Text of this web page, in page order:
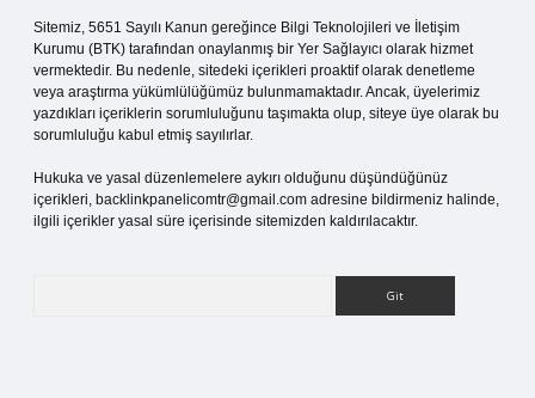
Sitemiz, 5651 Sayılı Kanun gereğince Bilgi Teknolojileri ve İletişim
Kurumu (BTK) tarafından onaylanmış bir Yer Sağlayıcı olarak hizmet
vermektedir. Bu nedenle, sitedeki içerikleri proaktif olarak denetleme
veya araştırma yükümlülüğümüz bulunmamaktadır. Ancak, üyelerimiz
yazdıkları içeriklerin sorumluluğunu taşımakta olup, siteye üye olarak bu
sorumluluğu kabul etmiş sayılırlar.
Hukuka ve yasal düzenlemelere aykırı olduğunu düşündüğünüz
içerikleri, backlinkpanelicomtr@gmail.com adresine bildirmeniz halinde,
ilgili içerikler yasal süre içerisinde sitemizden kaldırılacaktır.